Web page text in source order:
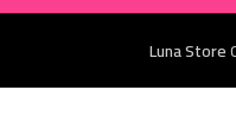
Luna Store